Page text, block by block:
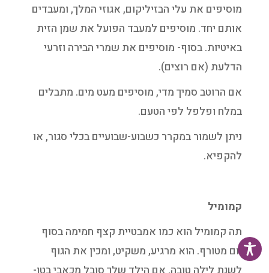
מוסיפים את עלי הבזיליקום, אגוזי המלך, ומעבדים
אותם יחד. מוסיפים למעבד הפועל את שמן הזית
באיטיות. בסוף- מוסיפים את שמרי הבירה וזרעי
הדלעת (אם רוצים).
אם הרוטב סמיך מדי, מוסיפים מעט מים. מתבלים
במלח ופלפל לפי הטעם.
ניתן לשמור במקרר כשבוע-שבועיים בכלי סגור, או
להקפיא.
קמומיל
תה קמומיל הוא כמו אמבטיית קצף חמימה בסוף
יום מטורף. הוא מרגיע, משקיט, ומכין את הגוף